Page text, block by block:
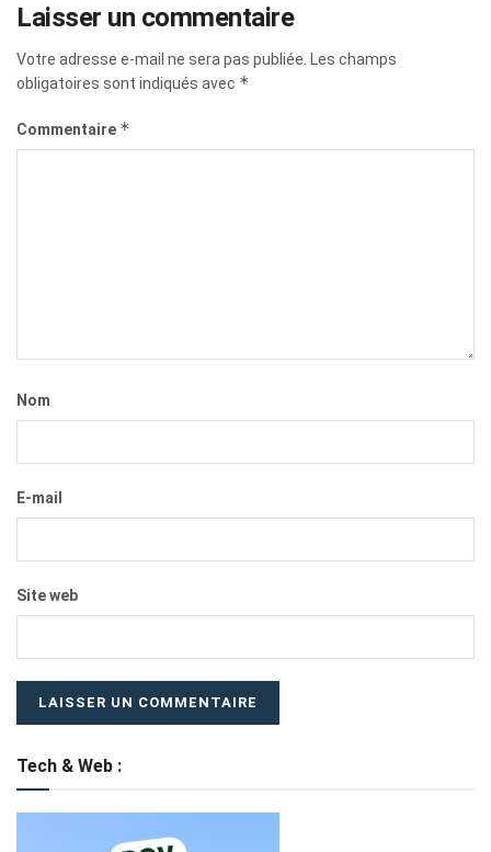
Laisser un commentaire
Votre adresse e-mail ne sera pas publiée.
Les champs
obligatoires sont indiqués avec *
Commentaire *
Nom
E-mail
Site web
Tech & Web :